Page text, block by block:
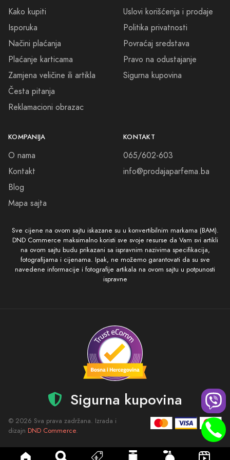
Kako kupiti
Isporuka
Načini plaćanja
Plaćanje karticama
Zamjena veličine ili artikla
Česta pitanja
Reklamacioni obrazac
Uslovi korišćenja i prodaje
Politika privatnosti
Povraćaj sredstava
Pravo na odustajanje
Sigurna kupovina
KOMPANIJA
O nama
Kontakt
Blog
Mapa sajta
KONTAKT
065/602-603
info@prodajaparfema.ba
Sve cijene na ovom sajtu iskazane su u konvertibilnim markama (BAM).
DND Commerce maksimalno koristi sve svoje resurse da Vam svi artikli
na ovom sajtu budu prikazani sa ispravnim nazivima specifikacija,
fotografijama i cijenama. Ipak, ne možemo garantovati da su sve
navedene informacije i fotografije artikala na ovom sajtu u potpunosti
ispravne
Sigurna kupovina
© 2026 Sva prava zadržana. Izrada i
dizajn DND Commerce.